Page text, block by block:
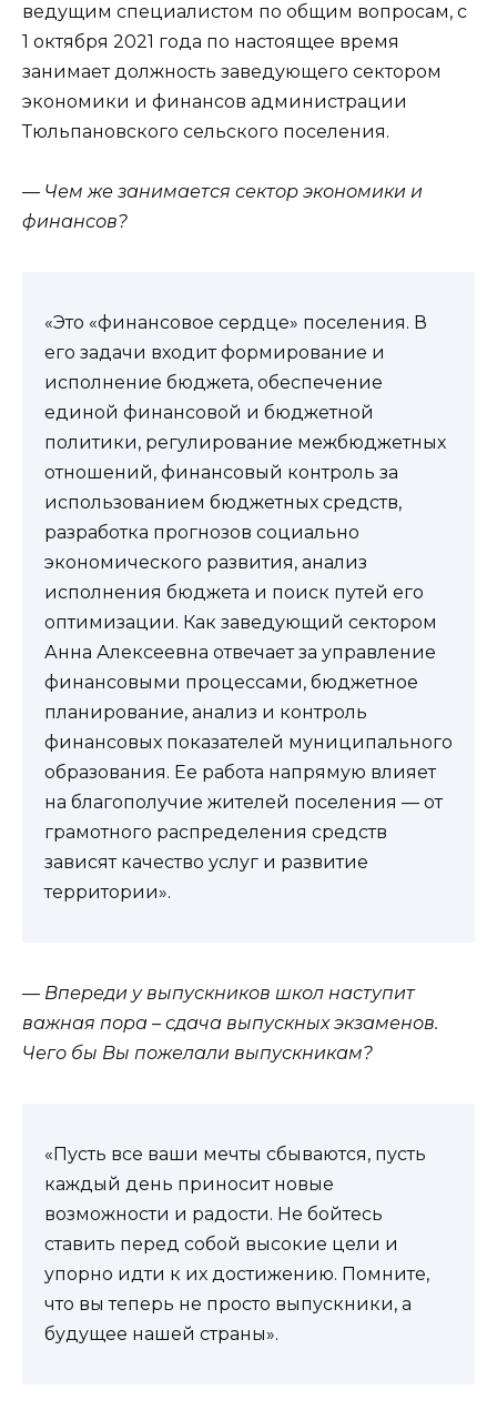
ведущим специалистом по общим вопросам, с
1 октября 2021 года по настоящее время
занимает должность заведующего сектором
экономики и финансов администрации
Тюльпановского сельского поселения.
— Чем же занимается сектор экономики и
финансов?
«Это «финансовое сердце» поселения. В
его задачи входит формирование и
исполнение бюджета, обеспечение
единой финансовой и бюджетной
политики, регулирование межбюджетных
отношений, финансовый контроль за
использованием бюджетных средств,
разработка прогнозов социально
экономического развития, анализ
исполнения бюджета и поиск путей его
оптимизации. Как заведующий сектором
Анна Алексеевна отвечает за управление
финансовыми процессами, бюджетное
планирование, анализ и контроль
финансовых показателей муниципального
образования. Ее работа напрямую влияет
на благополучие жителей поселения — от
грамотного распределения средств
зависят качество услуг и развитие
территории».
— Впереди у выпускников школ наступит
важная пора – сдача выпускных экзаменов.
Чего бы Вы пожелали выпускникам?
«Пусть все ваши мечты сбываются, пусть
каждый день приносит новые
возможности и радости. Не бойтесь
ставить перед собой высокие цели и
упорно идти к их достижению. Помните,
что вы теперь не просто выпускники, а
будущее нашей страны».